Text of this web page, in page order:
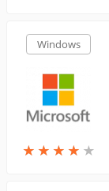
Windows
★ ★ ★ ★ ★
★ ★ ★ ★ ★